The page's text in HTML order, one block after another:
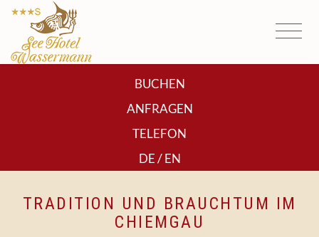
BUCHEN
ANFRAGEN
TELEFON
DE/EN
TRADITION UND BRAUCHTUM IM
CHIEMGAU